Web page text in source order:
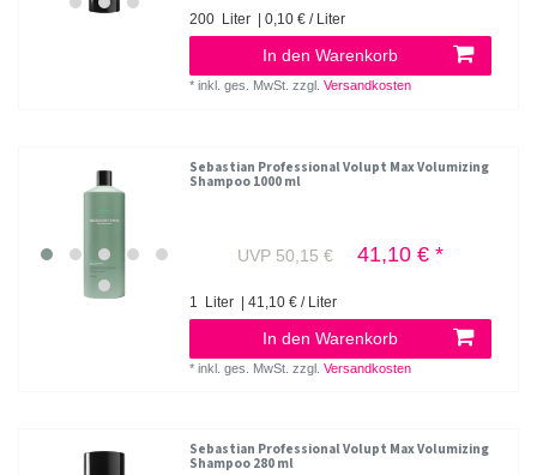
200 Liter | 0,10 € / Liter
In den Warenkorb
*inkl. ges. MwSt. zzgl.Versandkosten
Sebastian Professional Volupt Max Volumizing
Shampoo 1000 ml
UVP 50,15 € 41,10 € *
1 Liter | 41,10 € / Liter
In den Warenkorb
*inkl. ges. MwSt. zzgl.Versandkosten
Sebastian Professional Volupt Max Volumizing
Shampoo 280 ml